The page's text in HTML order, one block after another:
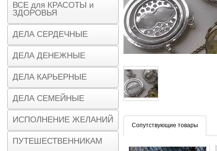
Сопутствующие товары
ВСЕ для КРАСОТЫ и
ЗДОРОВЬЯ
ДЕЛА СЕРДЕЧНЫЕ
ДЕЛА ДЕНЕЖНЫЕ
ДЕЛА КАРЬЕРНЫЕ
ДЕЛА СЕМЕЙНЫЕ
ИСПОЛНЕНИЕ ЖЕЛАНИЙ
ПУТЕШЕСТВЕННИКАМ